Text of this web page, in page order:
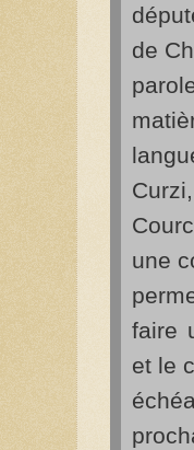
de
une
faire
et le